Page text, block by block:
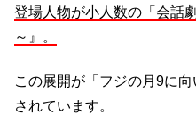
登場人物が小人数の「会話
～』。
この展開が「フジの月9に
されています。